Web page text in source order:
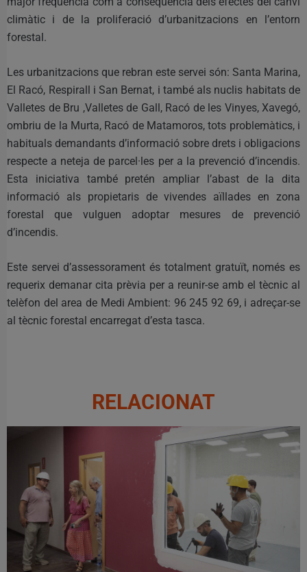
climàtic i de la proliferació d’urbanitzacions en l’entorn
forestal.
Les urbanitzacions que rebran este servei són: Santa Marina,
El Racó, Respirall i San Bernat, i també als nuclis habitats de
Valletes de Bru ,Valletes de Gall, Racó de les Vinyes, Xavegó,
ombriu de la Murta, Racó de Matamoros, tots problemàtics, i
habituals demandants d’informació sobre drets i obligacions
respecte a neteja de parcel·les per a la prevenció d’incendis.
Esta iniciativa també pretén ampliar l’abast de la dita
informació als propietaris de vivendes aïllades en zona
forestal que vulguen adoptar mesures de prevenció
d’incendis.
Este servei d’assessorament és totalment gratuït, només es
requerix demanar cita prèvia per a reunir-se amb el tècnic al
telèfon del area de Medi Ambient: 96 245 92 69, i adreçar-se
al tècnic forestal encarregat d’esta tasca.
RELACIONAT